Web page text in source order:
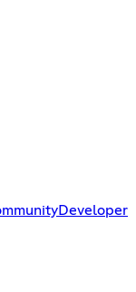
Developer